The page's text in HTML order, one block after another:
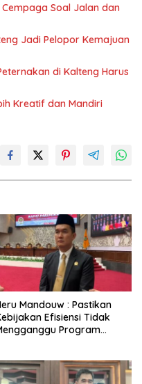
Soal Jalan dan
Jadi Pelopor Kemajuan
di Kalteng Harus
Kreatif dan Mandiri
Mandouw : Pastikan
Efisiensi Tidak
Program